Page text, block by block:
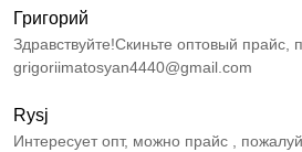
Григорий
Здравствуйте!Скиньте оптовый прайс,
grigoriimatosyan4440@gmail.com
Rysj
Интересует опт, можно прайс ,